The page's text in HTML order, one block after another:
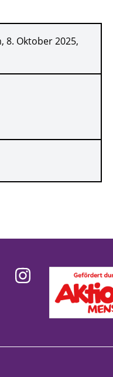
8. Oktober 2025,